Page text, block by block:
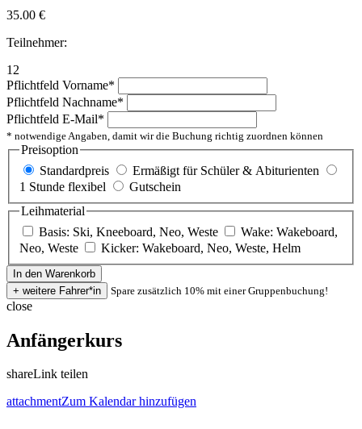
35.00 €
Teilnehmer:
12
Pflichtfeld Vorname*
Pflichtfeld Nachname*
Pflichtfeld E-Mail*
* notwendige Angaben, damit wir die Buchung richtig zuordnen können
Preisoption
Standardpreis
Ermäßigt für Schüler & Abiturienten
1 Stunde flexibel
Gutschein
Leihmaterial
Basis: Ski, Kneeboard, Neo, Weste
Wake: Wakeboard,
Neo, Weste
Kicker: Wakeboard, Neo, Weste, Helm
Spare zusätzlich 10% mit einer Gruppenbuchung!
close
Anfängerkurs
shareLink teilen
attachmentZum Kalendar hinzufügen